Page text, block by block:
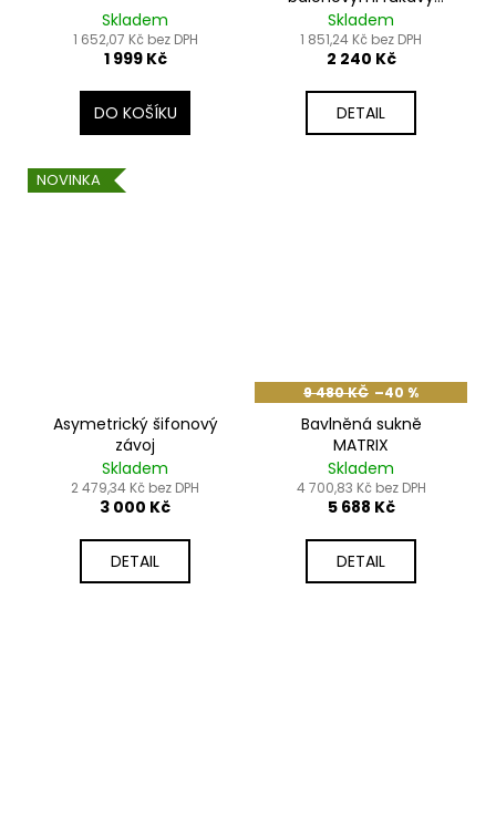
Skladem
1 652,07 Kč bez DPH
1 999 Kč
DO KOŠÍKU
žlutá
Skladem
1 851,24 Kč bez DPH
2 240 Kč
DETAIL
NOVINKA
Asymetrický šifonový
závoj
Skladem
2 479,34 Kč bez DPH
3 000 Kč
DETAIL
9 480 KČ –40 %
Bavlněná sukně
MATRIX
Skladem
4 700,83 Kč bez DPH
5 688 Kč
DETAIL